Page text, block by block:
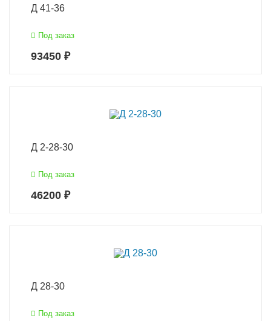
Д 41-36
Под заказ
93450 ₽
Д 2-28-30
Под заказ
46200 ₽
Д 28-30
Под заказ